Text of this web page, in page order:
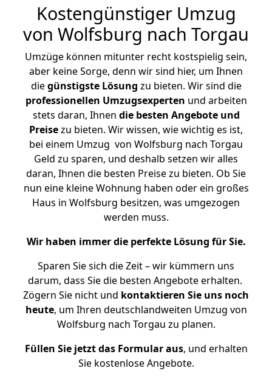
Kostengünstiger Umzug
von Wolfsburg nach Torgau
Umzüge können mitunter recht kostspielig sein,
aber keine Sorge, denn wir sind hier, um Ihnen
diegünstigste Lösung zu bieten. Wir sind die
professionellen Umzugsexperten und arbeiten
stets daran, Ihnen die besten Angebote und
Preisezu bieten. Wir wissen, wie wichtig es ist,
bei einem Umzug von Wolfsburg nach Torgau
Geld zu sparen, und deshalb setzen wir alles
daran, Ihnen die besten Preise zu bieten. Ob Sie
nun eine kleine Wohnung haben oder ein großes
Haus in Wolfsburg besitzen, was umgezogen
werden muss.
Wir haben immer die perfekte Lösung für Sie.
Sparen Sie sich die Zeit – wir kümmern uns
darum, dass Sie die besten Angebote erhalten.
Zögern Sie nicht und kontaktieren Sie uns noch
heute, um Ihren deutschlandweiten Umzug von
Wolfsburg nach Torgau zu planen.
Füllen Sie jetzt das Formular aus, und erhalten
Sie kostenlose Angebote.